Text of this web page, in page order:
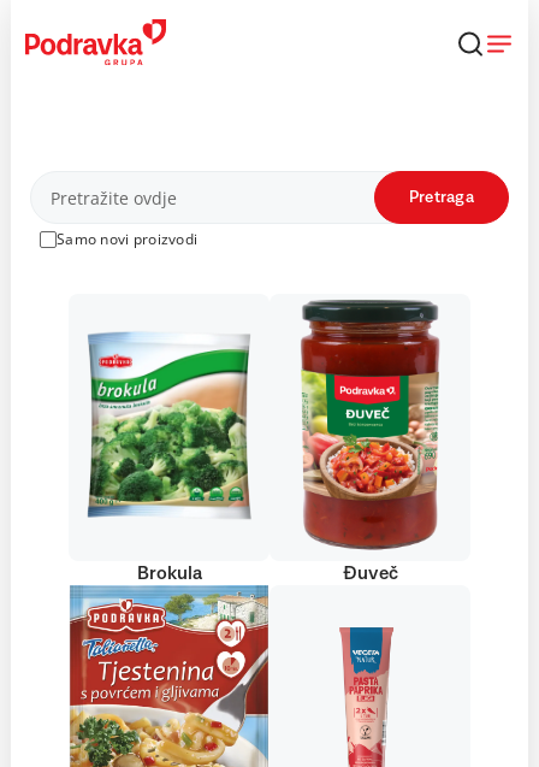
content
Proizvodi
Samo novi proizvodi
Pretraga
Brokula Đuveč